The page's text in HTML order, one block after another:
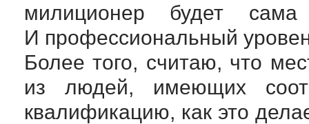
милиционер будет сама
И профессиональный
Более того, считаю, что
из людей, имеющих
квалификацию, как это